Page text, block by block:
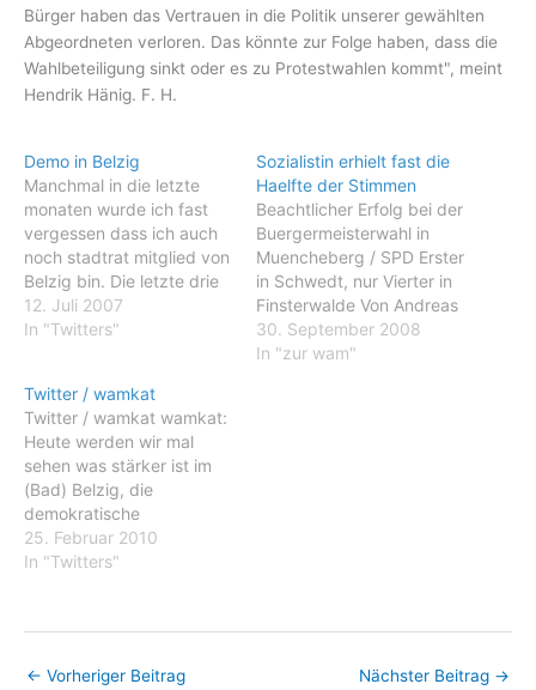
Bürger haben das Vertrauen in die Politik unserer gewählten
Abgeordneten verloren. Das könnte zur Folge haben, dass die
Wahlbeteiligung sinkt oder es zu Protestwahlen kommt", meint
Hendrik Hänig. F. H.
Demo in Belzig
Manchmal in die letzte
monaten wurde ich fast
vergessen dass ich auch
noch stadtrat mitglied von
Belzig bin. Die letzte drie
jahren habe ich weinig bist
kaum gereist und war ich
an Belzig und die fläming
gebunden. Seit ich anfang
märz…
12. Juli 2007
In "Twitters"
Sozialistin erhielt fast die
Haelfte der Stimmen
Beachtlicher Erfolg bei der
Buergermeisterwahl in
Muencheberg / SPD Erster
in Schwedt, nur Vierter in
Finsterwalde Von Andreas
Fritsche, neues
deutschland Bei der
30. September 2008
In "zur wam"
Twitter / wamkat
Twitter / wamkat wamkat:
Heute werden wir mal
sehen was stärker ist im
(Bad) Belzig, die
demokratische
grundgedanken oder das
sogenammte "gesunde
lokales krankenhaus habe
handgelenk zum skurilste
25. Februar 2010
In "Twitters"
← Vorheriger Beitrag Nächster Beitrag →